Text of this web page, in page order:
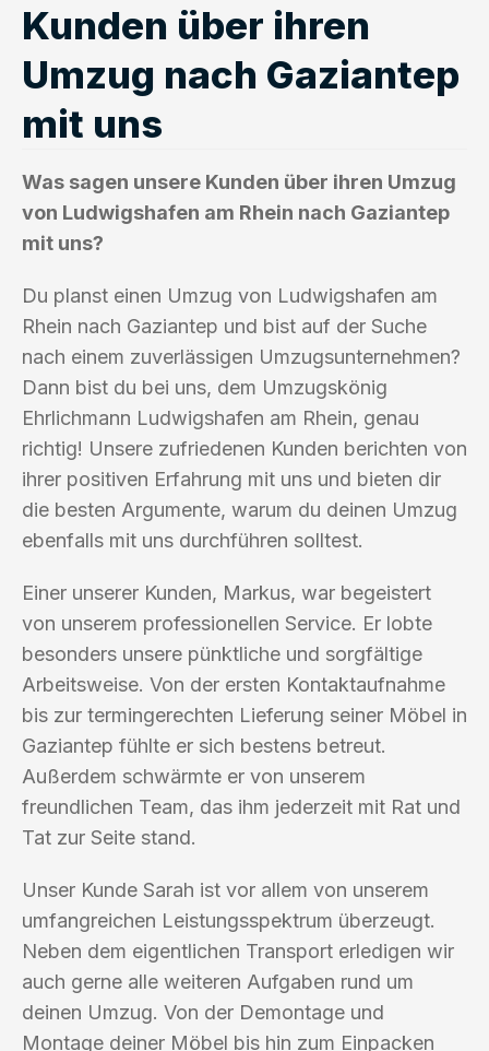
Kunden über ihren
Umzug nach Gaziantep
mit uns
Was sagen unsere Kunden über ihren Umzug
von Ludwigshafen am Rhein nach Gaziantep
mit uns?
Du planst einen Umzug von Ludwigshafen am
Rhein nach Gaziantep und bist auf der Suche
nach einem zuverlässigen Umzugsunternehmen?
Dann bist du bei uns, dem Umzugskönig
Ehrlichmann Ludwigshafen am Rhein, genau
richtig! Unsere zufriedenen Kunden berichten von
ihrer positiven Erfahrung mit uns und bieten dir
die besten Argumente, warum du deinen Umzug
ebenfalls mit uns durchführen solltest.
Einer unserer Kunden, Markus, war begeistert
von unserem professionellen Service. Er lobte
besonders unsere pünktliche und sorgfältige
Arbeitsweise. Von der ersten Kontaktaufnahme
bis zur termingerechten Lieferung seiner Möbel in
Gaziantep fühlte er sich bestens betreut.
Außerdem schwärmte er von unserem
freundlichen Team, das ihm jederzeit mit Rat und
Tat zur Seite stand.
Unser Kunde Sarah ist vor allem von unserem
umfangreichen Leistungsspektrum überzeugt.
Neben dem eigentlichen Transport erledigen wir
auch gerne alle weiteren Aufgaben rund um
deinen Umzug. Von der Demontage und
Montage deiner Möbel bis hin zum Einpacken